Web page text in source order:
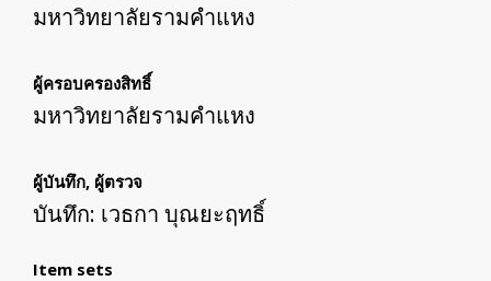
มหาวิทยาลัยรามคำแหง
ผู้ครอบครองสิทธิ์
มหาวิทยาลัยรามคำแหง
ผู้บันทึก, ผู้ตรวจ
บันทึก: เวธกา บุณยะฤทธิ์
Item sets